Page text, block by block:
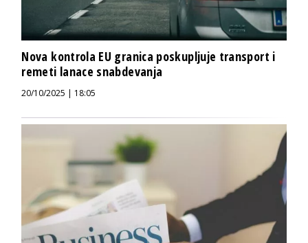
Nova kontrola EU granica poskupljuje transport i
remeti lanace snabdevanja
20/10/2025 | 18:05